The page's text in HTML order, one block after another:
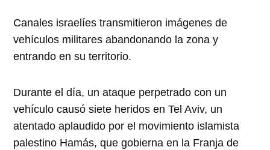
Canales israelíes transmitieron imágenes de
vehículos militares abandonando la zona y
entrando en su territorio.
Durante el día, un ataque perpetrado con un
vehículo causó siete heridos en Tel Aviv, un
atentado aplaudido por el movimiento islamista
palestino Hamás, que gobierna en la Franja de